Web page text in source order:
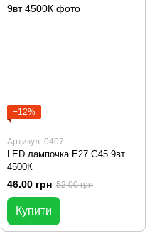
−12%
Артикул: 0407
LED лампочка E27 G45 9вт
4500К
46.00 грн 52.00 грн
Купити